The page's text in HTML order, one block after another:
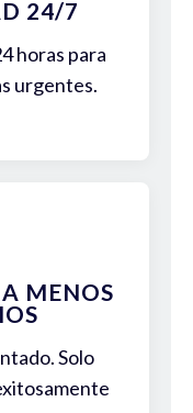
24/7
horas para
urgentes.
MENOS
Solo